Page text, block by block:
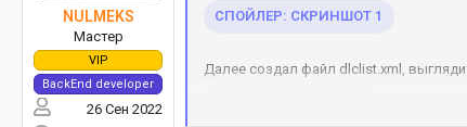
NULMEKS
Мастер
VIP
BackEnd developer
26 Сен 2022
СПОЙЛЕР: СКРИНШОТ 1
Далее создал файл dlclist.xml,